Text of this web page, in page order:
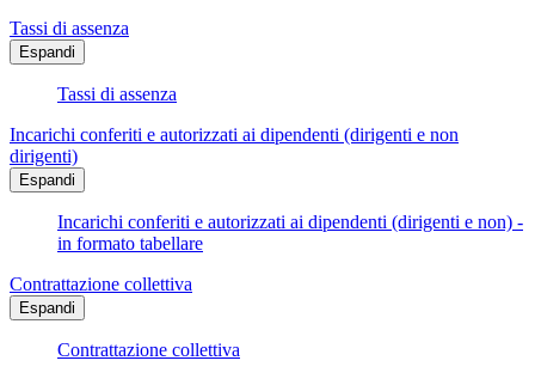
Tassi di assenza
Espandi
Tassi di assenza
Incarichi conferiti e autorizzati ai dipendenti (dirigenti e non
dirigenti)
Espandi
Incarichi conferiti e autorizzati ai dipendenti (dirigenti e non) -
in formato tabellare
Contrattazione collettiva
Espandi
Contrattazione collettiva